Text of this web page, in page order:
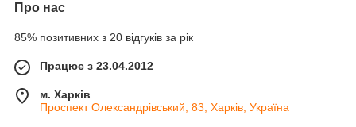
Про нас
85% позитивних з 20 відгуків за рік
Працює з 23.04.2012
м. Харків
Проспект Олександрівський, 83, Харків, Україна